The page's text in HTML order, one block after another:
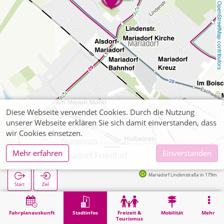
OpenStreetMap contributors
Fahrplanauskunft Stadtinfos
Freizeit &
Tourismus
Mobilität Mehr
Alsdorf, Mariadorf Friedhof
Start Ziel
Mariadorf Lindenstraße in 179m
Stadtinfos Alsdorf, Mariadorf Friedhof
Diese Webseite verwendet Cookies. Durch die Nutzung
unserer Webseite erklären Sie sich damit einverstanden, dass
wir Cookies einsetzen.
Mehr erfahren
Einverstanden